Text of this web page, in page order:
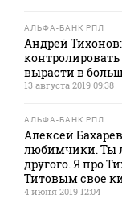
АЛЬФА-БАНК РПЛ
Андрей
вырасти в
13 августа 2019 09:38
АЛЬФА-БАНК РПЛ
Алексей
любимчики. Ты
другого. Я про
Титовым свое
4 июня 2019 12:04